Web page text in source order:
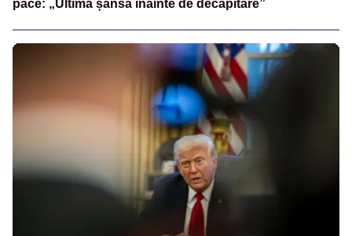
pace: „Ultima șansă înainte de decapitare”